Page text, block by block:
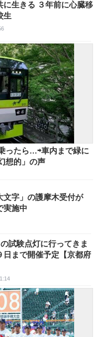
に生きる ３年前に心臓移
生
ったら…⇨車内まで緑に
想的」の声
文字」の護摩木受付が
実施中
試験点灯に行ってきま
日まで開催予定【京都府